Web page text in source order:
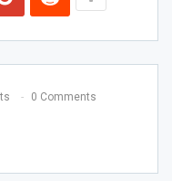
0 Comments